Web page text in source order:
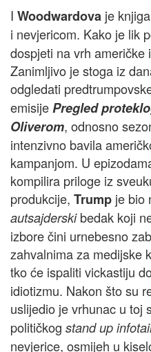
I Woodwardova je
i nevjericom. Kako je lik
dospjeti na vrh američke
Zanimljivo je stoga iz
odgledati
emisijePregled
Oliverom, odnosno
intenzivno bavila
kampanjom. U
kompilira priloge iz
produkcije, Trump je bio
autsajderski bedak koji
izbore čini urnebesno
zahvalnima za medijske
tko će ispaliti vickastiju
idiotizmu. Nakon što su
uslijedio je vrhunac u toj
političkog stand up
nevjerice, osmijeh u